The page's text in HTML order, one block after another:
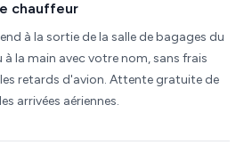
chauffeur
à la sortie de la salle de bagages du
la main avec votre nom, sans frais
retards d'avion. Attente gratuite de
arrivées aériennes.